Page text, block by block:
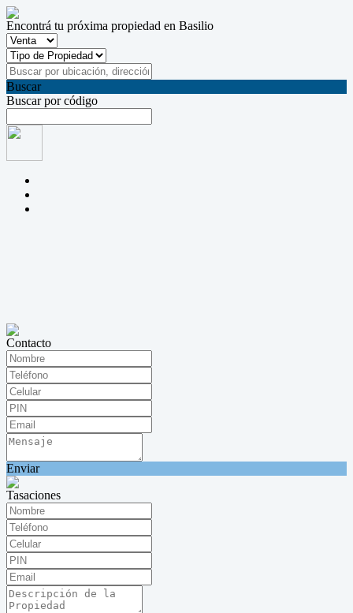
Encontrá tu próxima propiedad en Basilio
Buscar
Buscar por código
Contacto
Enviar
Tasaciones